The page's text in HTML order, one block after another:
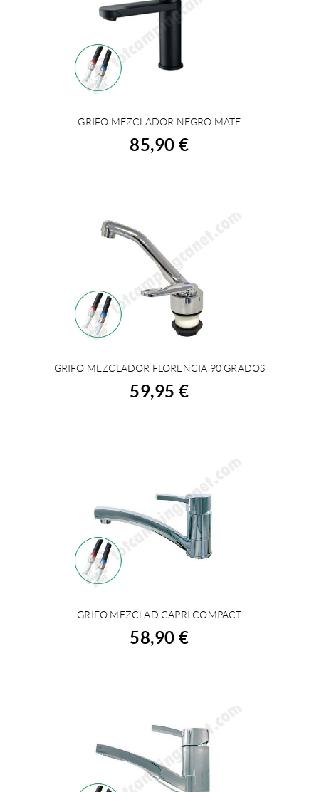
COMPRAR
GRIFO MEZCLADOR NEGRO MATE
85,90 €
COMPRAR
GRIFO MEZCLADOR FLORENCIA 90 GRADOS
59,95 €
COMPRAR
GRIFO MEZCLAD CAPRI COMPACT
58,90 €